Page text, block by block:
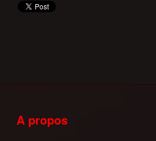
A propos